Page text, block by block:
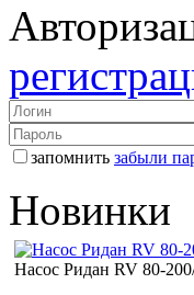
запомнить забыли
Новинки
Насос Ридан RV 80-